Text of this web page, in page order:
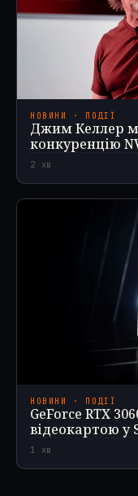
НОВИНИ · ПОДІЇ
Джим Келлер
конкуренцію
2 хв
НОВИНИ · ПОДІЇ
GeForce RTX
відеокартою у
1 хв